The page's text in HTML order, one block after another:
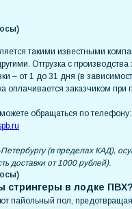
такими известными
Отгрузка с
– от 1 до 31 дня (в
оплачивается заказчиком при
обращаться по
(в пределах КАД),
доставки от 1000 рублей).
стрингеры в лодке ПВХ?
пайольный пол,